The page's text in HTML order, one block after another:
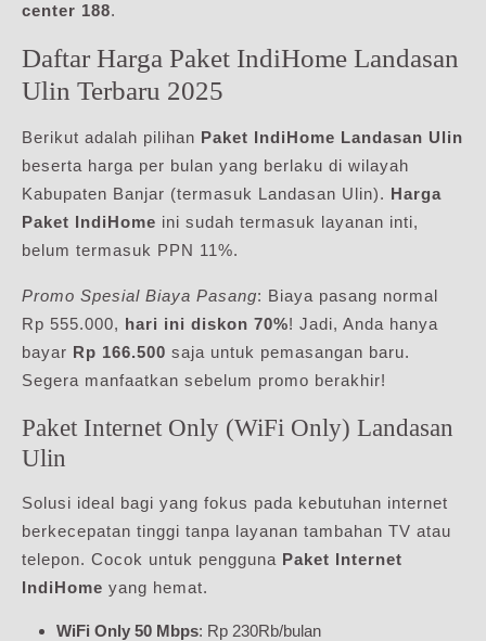
center 188.
Daftar Harga Paket IndiHome Landasan
Ulin Terbaru 2025
Berikut adalah pilihan Paket IndiHome Landasan Ulin
beserta harga per bulan yang berlaku di wilayah
Kabupaten Banjar (termasuk Landasan Ulin). Harga
Paket IndiHome ini sudah termasuk layanan inti,
belum termasuk PPN 11%.
Promo Spesial Biaya Pasang: Biaya pasang normal
Rp 555.000, hari ini diskon 70%! Jadi, Anda hanya
bayar Rp 166.500 saja untuk pemasangan baru.
Segera manfaatkan sebelum promo berakhir!
Paket Internet Only (WiFi Only) Landasan
Ulin
Solusi ideal bagi yang fokus pada kebutuhan internet
berkecepatan tinggi tanpa layanan tambahan TV atau
telepon. Cocok untuk pengguna Paket Internet
IndiHome yang hemat.
WiFi Only 50 Mbps: Rp 230Rb/bulan